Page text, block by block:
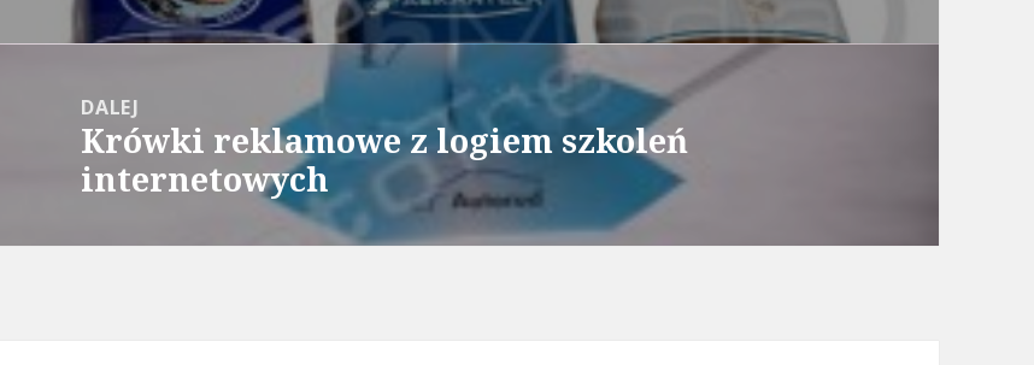
DALEJ
Następny
wpis:
Krówki reklamowe z logiem szkoleń
internetowych